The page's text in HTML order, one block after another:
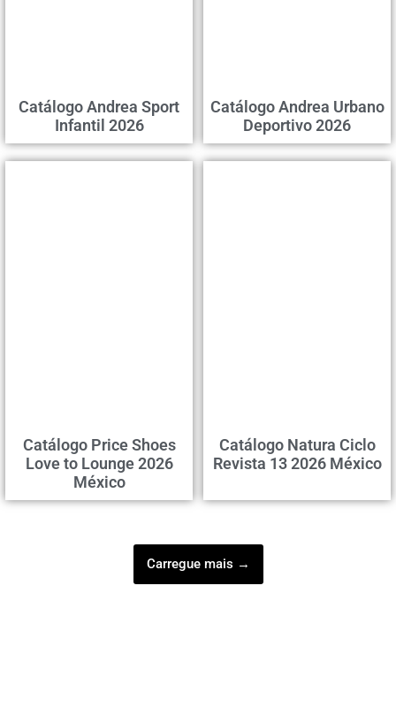
Catálogo Andrea Sport
Infantil 2026
Catálogo Andrea Urbano
Deportivo 2026
Catálogo Price Shoes
Love to Lounge 2026
México
Catálogo Natura Ciclo
Revista 13 2026 México
Carregue mais →